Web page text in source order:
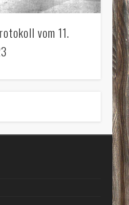
vom 11.